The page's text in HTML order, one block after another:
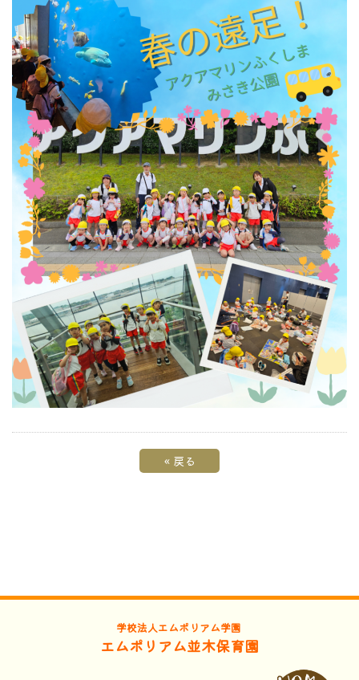
« 戻る
学校法人エムポリアム学園
エムポリアム並木保育園